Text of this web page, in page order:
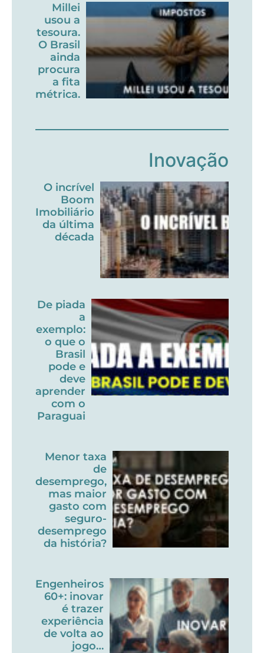
Millei
usou a
tesoura.
O Brasil
ainda
procura
a fita
métrica.
Inovação
O incrível
Boom
Imobiliário
da última
década
De piada
a
exemplo:
o que o
Brasil
pode e
deve
aprender
com o
Paraguai
Menor taxa
de
desemprego,
mas maior
gasto com
seguro-
desemprego
da história?
Engenheiros
60+: inovar
é trazer
experiência
de volta ao
jogo…